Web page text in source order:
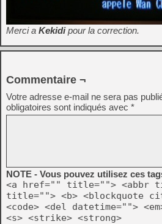
Merci a Kekidipour la correction.
Commentaire ¬
Votre adresse e-mail ne sera pas
obligatoires sont indiqués avec *
NOTE - Vous pouvez utilisez ces
<a href="" title=""> <abbr
title=""> <b> <blockquote
<code> <del datetime="">
<s> <strike> <strong>